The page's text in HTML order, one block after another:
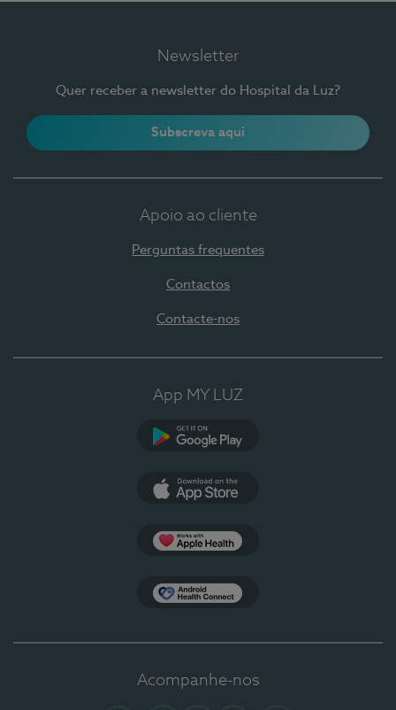
Newsletter
Quer receber a newsletter do Hospital da Luz?
Subscreva aqui
Apoio ao cliente
Perguntas frequentes
Contactos
Contacte-nos
App MY LUZ
Acompanhe-nos